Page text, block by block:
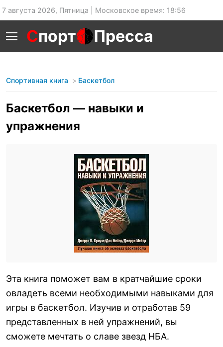
7 августа 2026, Пятница | Московское время: 18:56
Спорт Пресса
Спортивная книга Баскетбол
Баскетбол — навыки и
упражнения
Эта книга поможет вам в кратчайшие сроки
овладеть всеми необходимыми навыками для
игры в баскетбол. Изучив и отработав 59
представленных в ней упражнений, вы
сможете мечтать о славе звезд НБА.